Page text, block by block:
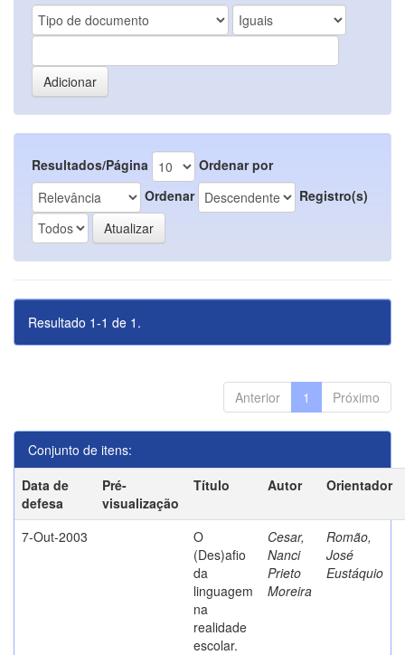
Resultados/Página
Ordenar por
Ordenar
Registro(s)
Resultado 1-1 de 1.
Anterior 1 Próximo
Conjunto de itens:
Data de
defesa
Pré-
visualização
Título Autor Orientador
7-Out-2003
O
(Des)afio
da
linguagem
na
realidade
escolar.
Cesar,
Nanci
Prieto
Moreira
Romão,
José
Eustáquio